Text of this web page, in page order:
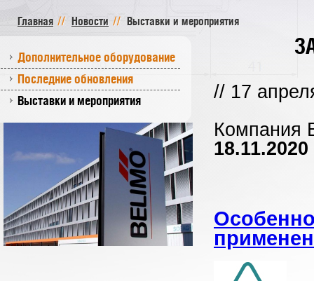
Главная Новости Выставки и мероприятия
Дополнительное оборудование
Последние обновления
Выставки и мероприятия
// 17
Компания
18.11.2020